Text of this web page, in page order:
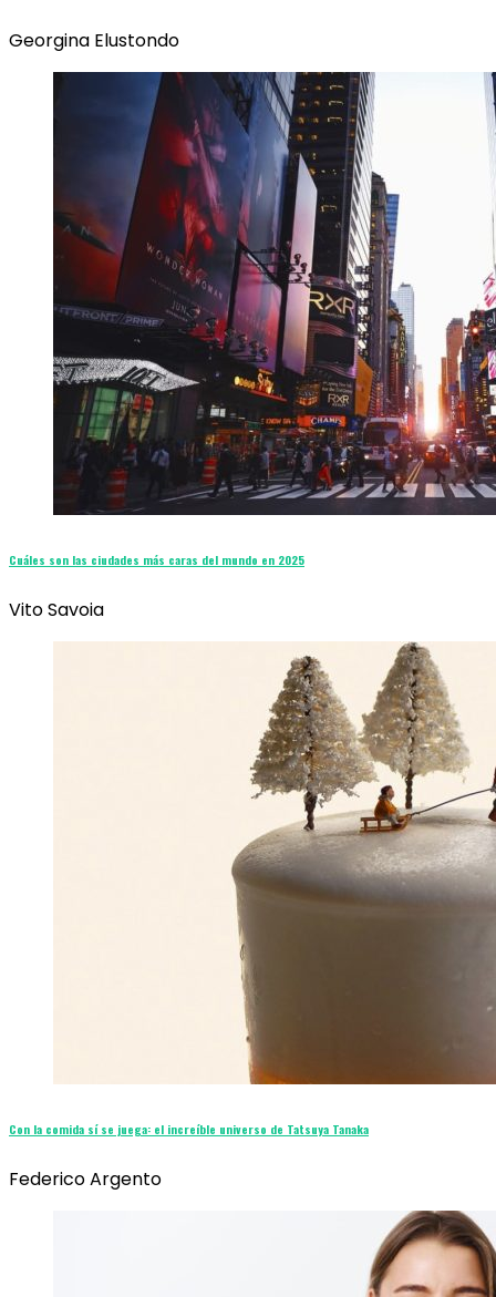
Georgina Elustondo
Cuáles son las ciudades más caras del mundo en 2025
Vito Savoia
Con la comida sí se juega: el increíble universo de Tatsuya Tanaka
Federico Argento